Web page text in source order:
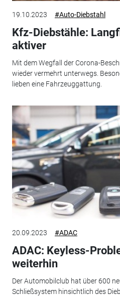
19.10.2023 #Auto-Diebstahl
Kfz-Diebstähle:
aktiver
Mit dem Wegfall der Corona-
wieder vermehrt unterwegs.
lieben eine Fahrzeuggattung.
20.09.2023 #ADAC
ADAC: Keyless-
weiterhin
Der Automobilclub hat über 600
Schließsystem hinsichtlich des